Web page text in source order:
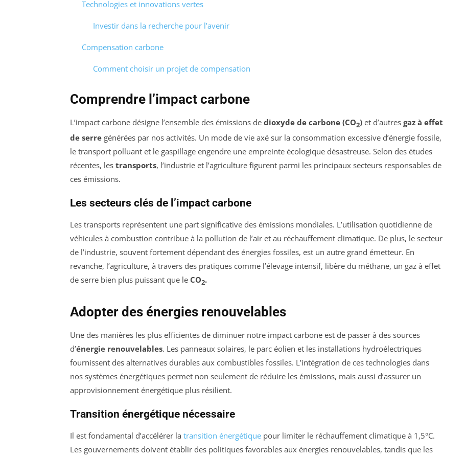
Technologies et innovations vertes
Investir dans la recherche pour l’avenir
Compensation carbone
Comment choisir un projet de compensation
Comprendre l’impact carbone
L’impact carbone désigne l’ensemble des émissions de dioxyde de carbone (CO2) et d’autres gaz à effet
de serre générées par nos activités. Un mode de vie axé sur la consommation excessive d’énergie fossile,
le transport polluant et le gaspillage engendre une empreinte écologique désastreuse. Selon des études
récentes, les transports, l’industrie et l’agriculture figurent parmi les principaux secteurs responsables de
ces émissions.
Les secteurs clés de l’impact carbone
Les transports représentent une part significative des émissions mondiales. L’utilisation quotidienne de
véhicules à combustion contribue à la pollution de l’air et au réchauffement climatique. De plus, le secteur
de l’industrie, souvent fortement dépendant des énergies fossiles, est un autre grand émetteur. En
revanche, l’agriculture, à travers des pratiques comme l’élevage intensif, libère du méthane, un gaz à effet
de serre bien plus puissant que le CO2.
Adopter des énergies renouvelables
Une des manières les plus efficientes de diminuer notre impact carbone est de passer à des sources
d’énergie renouvelables. Les panneaux solaires, le parc éolien et les installations hydroélectriques
fournissent des alternatives durables aux combustibles fossiles. L’intégration de ces technologies dans
nos systèmes énergétiques permet non seulement de réduire les émissions, mais aussi d’assurer un
approvisionnement énergétique plus résilient.
Transition énergétique nécessaire
Il est fondamental d’accélérer la transition énergétique pour limiter le réchauffement climatique à 1,5°C.
Les gouvernements doivent établir des politiques favorables aux énergies renouvelables, tandis que les